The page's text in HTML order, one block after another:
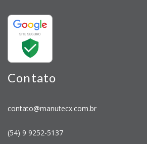
Contato
contato@manutecx.com.br
(54) 9 9252-5137